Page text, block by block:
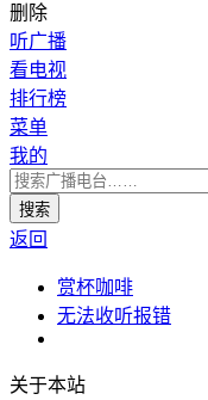
删除
听广播
看电视
排行榜
菜单
我的
返回
赏杯咖啡
无法收听报错
关于本站